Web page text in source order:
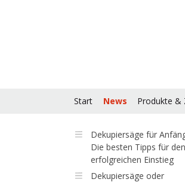
Start News Produkte &
Dekupiersäge für
Die besten Tipps für den
erfolgreichen Einstieg
Dekupiersäge oder